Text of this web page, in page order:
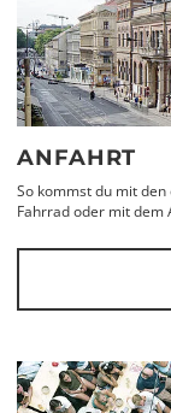
ANFAHRT
So kommst du mit
Fahrrad oder mit dem